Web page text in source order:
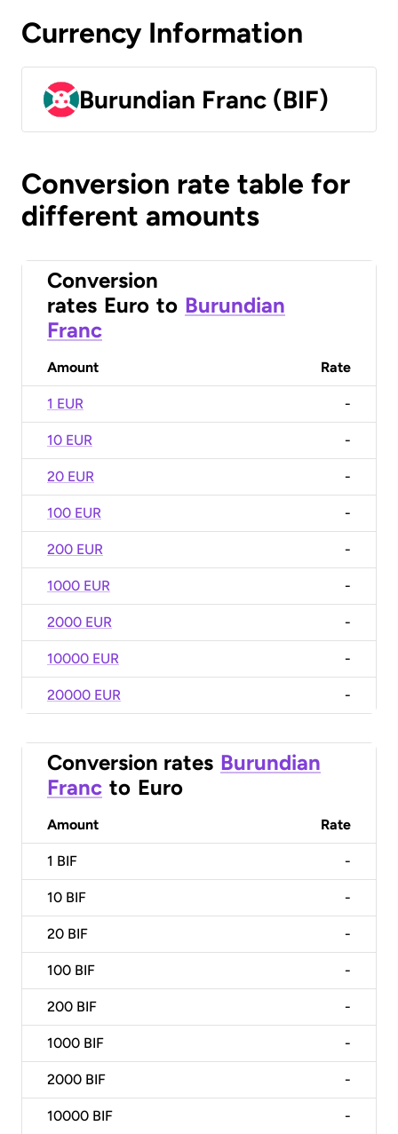
Currency Information
Burundian Franc (BIF)
Conversion rate table for
different amounts
Conversion
rates Euro to Burundian
Franc
Amount Rate
1 EUR -
10 EUR -
20 EUR -
100 EUR -
200 EUR -
1000 EUR -
2000 EUR -
10000 EUR -
20000 EUR -
Conversion rates Burundian
Franc to Euro
Amount Rate
1 BIF -
10 BIF -
20 BIF -
100 BIF -
200 BIF -
1000 BIF -
2000 BIF -
10000 BIF -